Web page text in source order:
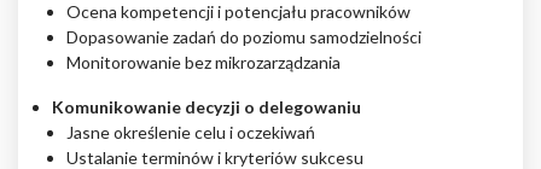
Ocena kompetencji i potencjału pracowników
Dopasowanie zadań do poziomu samodzielności
Monitorowanie bez mikrozarządzania
Komunikowanie decyzji o delegowaniu
Jasne określenie celu i oczekiwań
Ustalanie terminów i kryteriów sukcesu